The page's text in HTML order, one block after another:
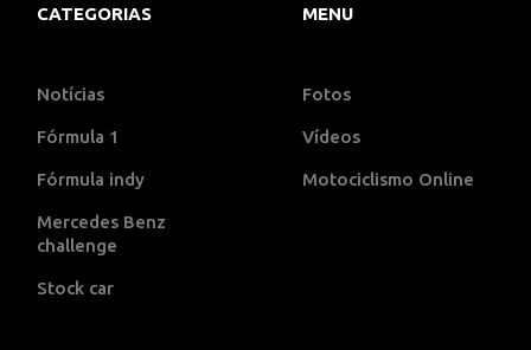
CATEGORIAS
Notícias
Fórmula 1
Fórmula indy
Mercedes Benz
challenge
Stock car
MENU
Fotos
Vídeos
Motociclismo Online